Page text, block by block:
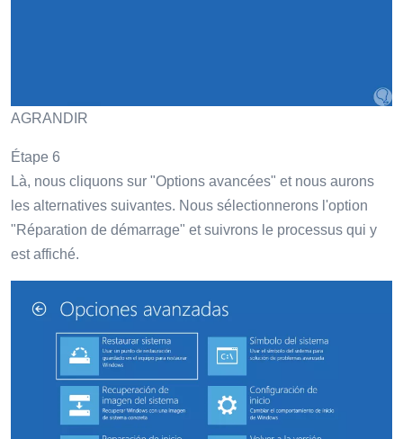
AGRANDIR
Étape 6
Là, nous cliquons sur "Options avancées" et nous aurons
les alternatives suivantes. Nous sélectionnerons l'option
"Réparation de démarrage" et suivrons le processus qui y
est affiché.